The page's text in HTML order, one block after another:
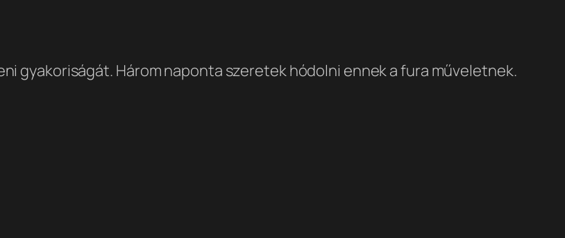
gyakoriságát. Három naponta szeretek hódolni ennek a fura műveletnek.